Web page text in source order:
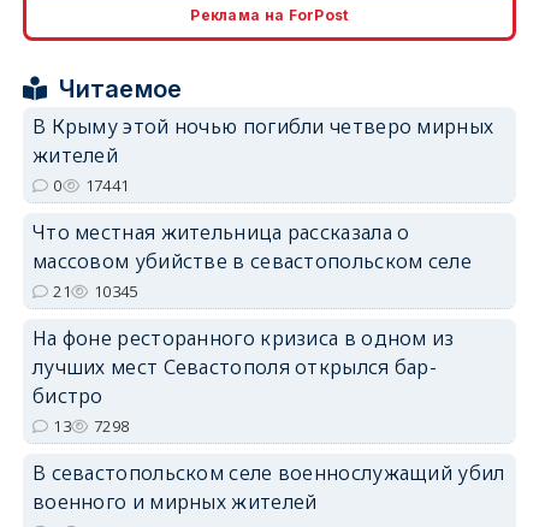
erid: 2SDnjdvhGXG
Реклама на ForPost
Читаемое
В Крыму этой ночью погибли четверо мирных
жителей
0 17441
Что местная жительница рассказала о
массовом убийстве в севастопольском селе
21 10345
На фоне ресторанного кризиса в одном из
лучших мест Севастополя открылся бар-
бистро
13 7298
В севастопольском селе военнослужащий убил
военного и мирных жителей